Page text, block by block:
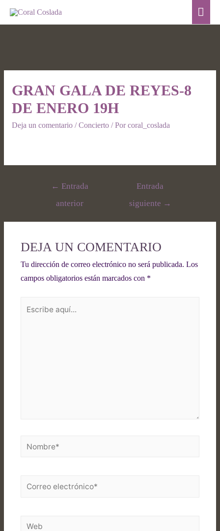
GRAN GALA DE REYES-8
DE ENERO 19H
Deja un comentario /Concierto/ Porcoral_coslada
← Entrada
anterior
Entrada
siguiente →
DEJA UN COMENTARIO
Tu dirección de correo electrónico no será publicada. Los
campos obligatorios están marcados con *